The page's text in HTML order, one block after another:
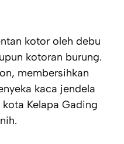
kotor oleh debu
kotoran burung.
membersihkan
kaca jendela
Kelapa Gading